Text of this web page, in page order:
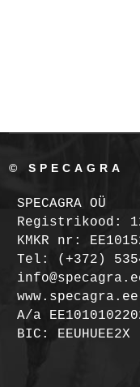
© SPECAGRA
SPECAGRA OÜ
Registrikood:
KMKR nr:
Tel: (+372)
www.specagra.ee
A/a
BIC: EEUHUEE2X